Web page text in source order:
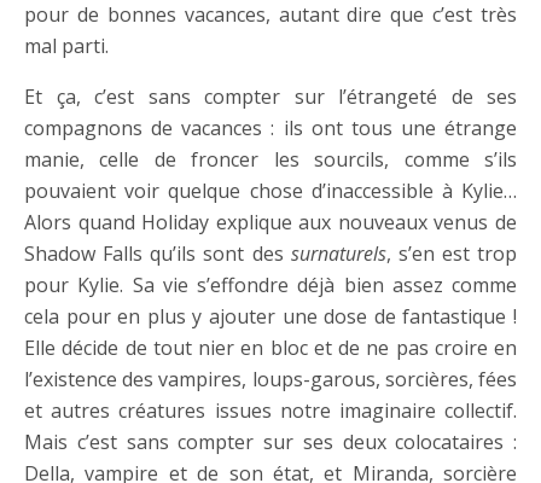
pour de bonnes vacances, autant dire que c’est très
mal parti.
Et ça, c’est sans compter sur l’étrangeté de ses
compagnons de vacances : ils ont tous une étrange
manie, celle de froncer les sourcils, comme s’ils
pouvaient voir quelque chose d’inaccessible à Kylie…
Alors quand Holiday explique aux nouveaux venus de
Shadow Falls qu’ils sont des surnaturels, s’en est trop
pour Kylie. Sa vie s’effondre déjà bien assez comme
cela pour en plus y ajouter une dose de fantastique !
Elle décide de tout nier en bloc et de ne pas croire en
l’existence des vampires, loups-garous, sorcières, fées
et autres créatures issues notre imaginaire collectif.
Mais c’est sans compter sur ses deux colocataires :
Della, vampire et de son état, et Miranda, sorcière